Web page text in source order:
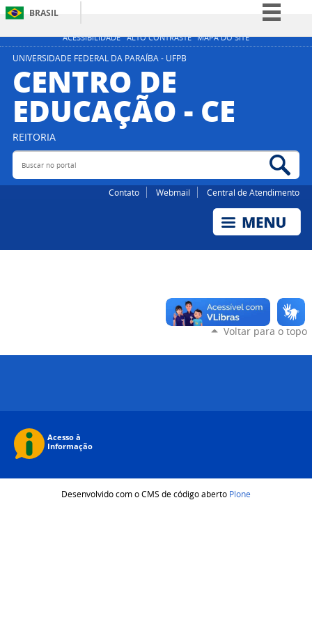
ACESSIBILIDADE ALTO CONTRASTE MAPA DO SITE
BRASIL
Simplifique!
Acesso à informação
Legislação
UNIVERSIDADE FEDERAL DA PARAÍBA - UFPB
CENTRO DE
EDUCAÇÃO - CE
REITORIA
Buscar no portal
Contato Webmail Central de Atendimento
Voltar para o topo
Desenvolvido com o CMS de código aberto Plone